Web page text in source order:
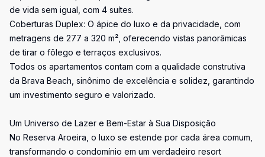
de vida sem igual, com 4 suítes.
Coberturas Duplex: O ápice do luxo e da privacidade, com
metragens de 277 a 320 m², oferecendo vistas panorâmicas
de tirar o fôlego e terraços exclusivos.
Todos os apartamentos contam com a qualidade construtiva
da Brava Beach, sinônimo de excelência e solidez, garantindo
um investimento seguro e valorizado.
Um Universo de Lazer e Bem-Estar à Sua Disposição
No Reserva Aroeira, o luxo se estende por cada área comum,
transformando o condomínio em um verdadeiro resort